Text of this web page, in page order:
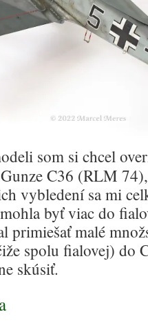
som si chcel
C36 (RLM
vybledení sa mi
byť viac do
primiešať malé
spolu fialovej) do
skúsiť.